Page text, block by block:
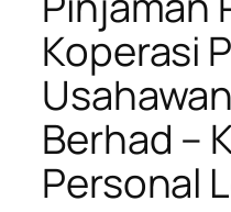
Koperasi
Berhad –
Personal